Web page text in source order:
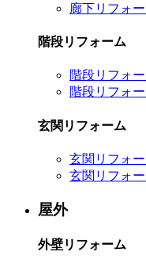
廊下リフォ
階段リフォーム
階段リフォ
階段リフォ
玄関リフォーム
玄関リフォ
玄関リフォ
屋外
外壁リフォーム